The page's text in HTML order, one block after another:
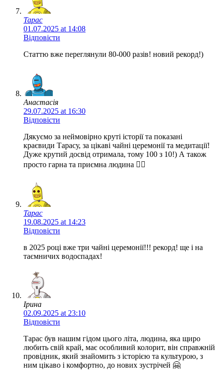
Тарас
01.07.2025 at 14:08
Відповісти
Статтю вже переглянули 80-000 разів! новий рекорд!)
Анастасія
29.07.2025 at 16:30
Відповісти
Дякуємо за неймовірно круті історії та показані
краєвиди Тарасу, за цікаві чайні церемонії та медитації!
Дуже крутий досвід отримала, тому 100 з 10!) А також
просто гарна та приємна людина 👍🏼
Тарас
19.08.2025 at 14:23
Відповісти
в 2025 році вже три чайні церемонії!!! рекорд! ще і на
таємничих водоспадах!
Ірина
02.09.2025 at 23:10
Відповісти
Тарас був нашим гідом цього літа, людина, яка щиро
любить свій край, має особливий колорит, він справжній
провідник, який знайомить з історією та культурою, з
ним цікаво і комфортно, до нових зустрічей 🤗